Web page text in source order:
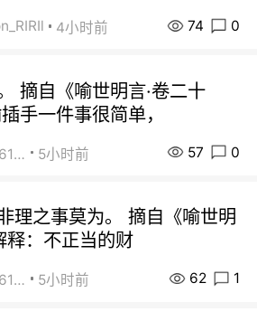
4小时前 74 0
摘自《喻世明言·卷二十
手一件事很简单，
街友21416156 5小时前 57 0
理之事莫为。 摘自《喻世明
释：不正当的财
街友21416156 5小时前 62 1